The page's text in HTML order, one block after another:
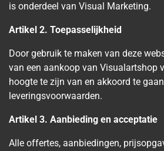
is onderdeel van Visual Marketing.
Artikel 2. Toepasselijkheid
Door gebruik te maken van deze
van een aankoop van Visualartshop
hoogte te zijn van en akkoord te
leveringsvoorwaarden.
Artikel 3. Aanbieding en acceptatie
Alle offertes, aanbiedingen,